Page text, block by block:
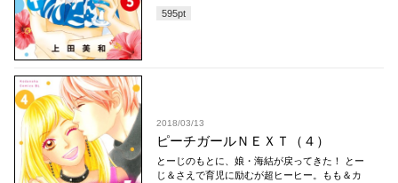
595pt
2018/03/13
ピーチガールＮＥＸＴ（４）
とーじのもとに、娘・海結が戻ってきた！ とー
じ＆さえで育児に励むが超ヒーヒー。もも＆カ